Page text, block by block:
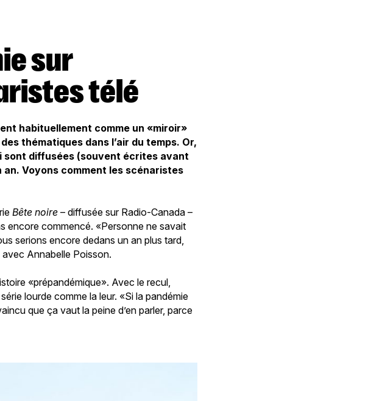
télé
habituellement comme un «miroir»
thématiques dans l’air du temps. Or,
sont diffusées (souvent écrites avant
Voyons comment les scénaristes
Bête noire – diffusée sur Radio-Canada –
encore commencé. «Personne ne savait
serions encore dedans un an plus tard,
Annabelle Poisson.
«prépandémique». Avec le recul,
lourde comme la leur. «Si la pandémie
que ça vaut la peine d’en parler, parce